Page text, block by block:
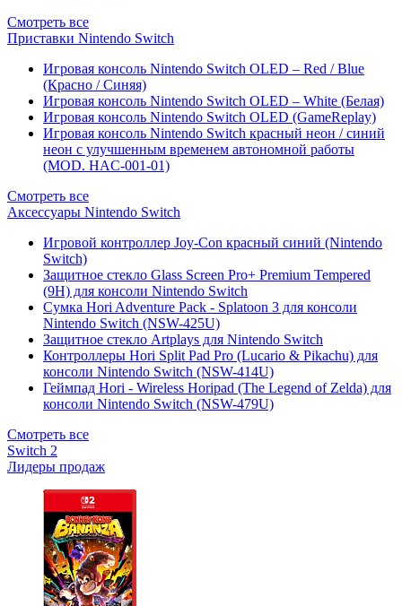
Смотреть все
Приставки Nintendo Switch
Игровая консоль Nintendo Switch OLED – Red / Blue
(Красно / Синяя)
Игровая консоль Nintendo Switch OLED – White (Белая)
Игровая консоль Nintendo Switch OLED (GameReplay)
Игровая консоль Nintendo Switch красный неон / синий
неон с улучшенным временем автономной работы
(MOD. HAC-001-01)
Смотреть все
Аксессуары Nintendo Switch
Игровой контроллер Joy-Con красный синий (Nintendo
Switch)
Защитное стекло Glass Screen Pro+ Premium Tempered
(9H) для консоли Nintendo Switch
Сумка Hori Adventure Pack - Splatoon 3 для консоли
Nintendo Switch (NSW-425U)
Защитное стекло Artplays для Nintendo Switch
Контроллеры Hori Split Pad Pro (Lucario & Pikachu) для
консоли Nintendo Switch (NSW-414U)
Геймпад Hori - Wireless Horipad (The Legend of Zelda) для
консоли Nintendo Switch (NSW-479U)
Смотреть все
Switch 2
Лидеры продаж